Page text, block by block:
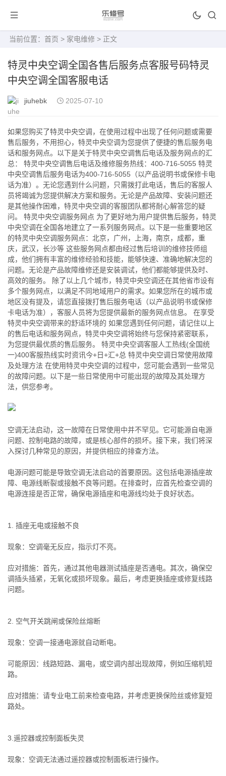
当前位置： 首页 > 家电维修 > 正文
特灵中央空调全国各售后服务点客服号码特灵
中央空调全国客服电话
jiuhebk 2025-07-10
如果您购买了特灵中央空调，在使用过程中出现了任何问题或需要
售后服务，不用担心，特灵中央空调为您提供了便捷的售后服务电
话和服务网点。以下是关于特灵中央空调售后电话及服务网点的汇
总： 特灵中央空调售后电话及维修服务热线：400-716-5055 特灵
中央空调售后服务电话为400-716-5055（以产品说明书或保修卡电
话为准）。无论您遇到什么问题，只需拨打此电话，售后的客服人
员将竭诚为您提供解决方案和服务。无论是产品故障、安装问题还
是其他操作困难，特灵中央空调的客服团队都将耐心解答您的疑
问。 特灵中央空调服务网点 为了更好地为用户提供售后服务，特灵
中央空调在全国各地建立了一系列服务网点。以下是一些重要地区
的特灵中央空调服务网点：北京，广州，上海，南京，成都，重
庆，武汉，长沙等 这些服务网点都由经过售后培训的维修技师组
成，他们拥有丰富的维修经验和技能，能够快速、准确地解决您的
问题。无论是产品故障维修还是安装调试，他们都能够提供及时、
高效的服务。 除了以上几个城市，特灵中央空调还在其他省市设有
多个服务网点，以满足不同地域用户的需求。如果您所在的城市或
地区没有提及，请您直接拨打售后服务电话（以产品说明书或保修
卡电话为准），客服人员将为您提供最新的服务网点信息。 在享受
特灵中央空调带来的舒适环境的 如果您遇到任何问题，请记住以上
的售后电话和服务网点，特灵中央空调将始终与您保持紧密联系，
为您提供最优质的售后服务。 特灵中央空调客服人工热线(全国统
一)400客服热线实时资讯今+日+汇+总 特灵中央空调日常使用故障
及处理方法 在使用特灵中央空调的过程中，您可能会遇到一些常见
的故障问题。以下是一些日常使用中可能出现的故障及其处理方
法，供您参考。
空调无法启动，这一故障在日常使用中并不罕见。它可能源自电源
问题、控制电路的故障，或是核心部件的损坏。接下来，我们将深
入探讨几种常见的原因，并提供相应的排查方法。
电源问题可能是导致空调无法启动的首要原因。这包括电源插座故
障、电源线断裂或接触不良等问题。在排查时，应首先检查空调的
电源连接是否正常，确保电源插座和电源线均处于良好状态。
1. 插座无电或接触不良
现象：空调毫无反应，指示灯不亮。
应对措施：首先，通过其他电器测试插座是否通电。其次，确保空
调插头插紧，无氧化或损坏现象。最后，考虑更换插座或修复线路
问题。
2. 空气开关跳闸或保险丝熔断
现象：空调一接通电源就自动断电。
可能原因：线路短路、漏电，或空调内部出现故障，例如压缩机短
路。
应对措施：请专业电工前来检查电路，并考虑更换保险丝或修复短
路处。
3.遥控器或控制面板失灵
现象：空调无法通过遥控器或控制面板进行操作。